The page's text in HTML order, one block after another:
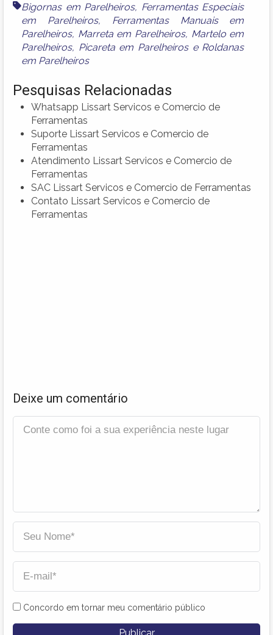
Bigornas em Parelheiros, Ferramentas Especiais
em Parelheiros, Ferramentas Manuais em
Parelheiros, Marreta em Parelheiros, Martelo em
Parelheiros, Picareta em Parelheirose Roldanas
em Parelheiros
Pesquisas Relacionadas
Whatsapp Lissart Servicos e Comercio de
Ferramentas
Suporte Lissart Servicos e Comercio de
Ferramentas
Atendimento Lissart Servicos e Comercio de
Ferramentas
SAC Lissart Servicos e Comercio de Ferramentas
Contato Lissart Servicos e Comercio de
Ferramentas
Deixe um comentário
Concordo em tornar meu comentário público